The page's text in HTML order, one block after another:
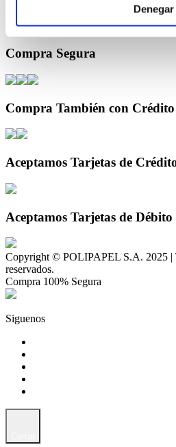
Denegar
¿Cómo comprar por internet?
Términos y Condiciones
Compra Segura
Compra También con
Aceptamos Tarjetas de
Aceptamos Tarjetas de Débito
Copyright © POLIPAPEL S.A. 2025 |
reservados.
Compra 100% Segura
Siguenos